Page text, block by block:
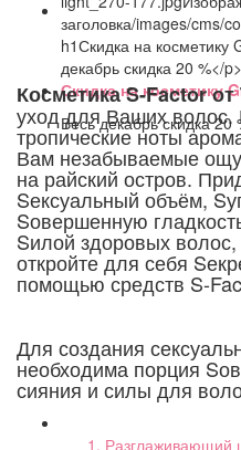
Скидка на косметику
Весь декабрь скидка 20
Косметика S-Factor от
уход для Ваших
тропические ноты
Вам незабываемые
на райский остров.
Sексуальный объём,
Sовершенную
Sилой здоровых волос,
откройте для себя
помощью средств S-
Для создания
необходима порция
сияния и силы для
Разглаживающий